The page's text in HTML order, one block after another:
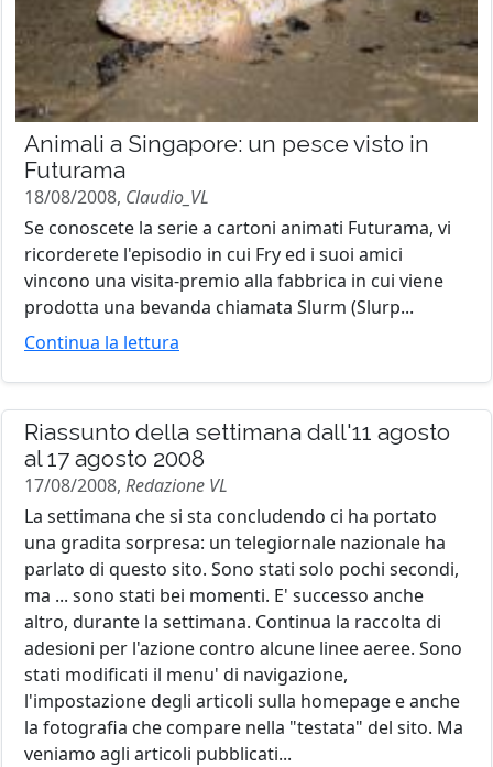
Animali a Singapore: un pesce visto in
Futurama
18/08/2008, Claudio_VL
Se conoscete la serie a cartoni animati Futurama, vi
ricorderete l'episodio in cui Fry ed i suoi amici
vincono una visita-premio alla fabbrica in cui viene
prodotta una bevanda chiamata Slurm (Slurp...
Continua la lettura
Riassunto della settimana dall'11 agosto
al 17 agosto 2008
17/08/2008, Redazione VL
La settimana che si sta concludendo ci ha portato
una gradita sorpresa: un telegiornale nazionale ha
parlato di questo sito. Sono stati solo pochi secondi,
ma ... sono stati bei momenti. E' successo anche
altro, durante la settimana. Continua la raccolta di
adesioni per l'azione contro alcune linee aeree. Sono
stati modificati il menu' di navigazione,
l'impostazione degli articoli sulla homepage e anche
la fotografia che compare nella "testata" del sito. Ma
veniamo agli articoli pubblicati...